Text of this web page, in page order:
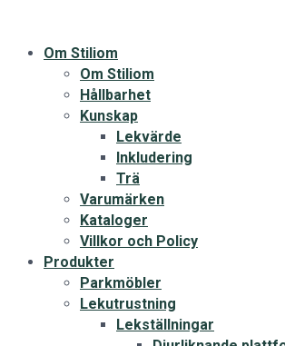
Om Stiliom
Om Stiliom
Hållbarhet
Kunskap
Lekvärde
Inkludering
Trä
Varumärken
Kataloger
Villkor och Policy
Produkter
Parkmöbler
Lekutrustning
Lekställningar